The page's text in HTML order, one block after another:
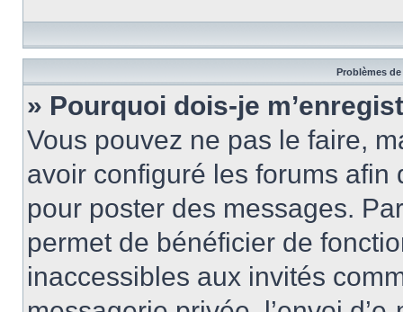
Problèmes
» Pourquoi dois-je
Vous pouvez ne pas le faire,
avoir configuré les forums afin
pour poster des messages.
permet de bénéficier de
inaccessibles aux invités